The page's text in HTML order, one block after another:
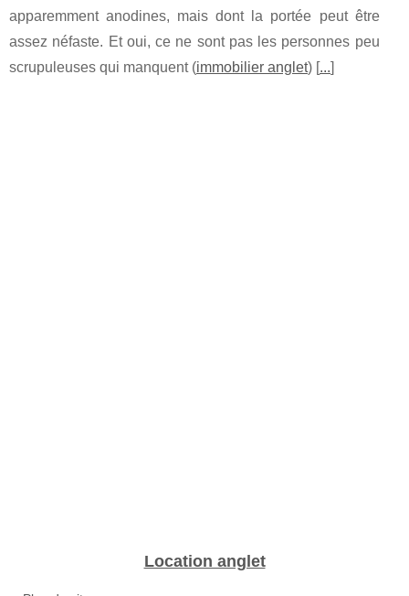
apparemment anodines, mais dont la portée peut être
assez néfaste. Et oui, ce ne sont pas les personnes peu
scrupuleuses qui manquent (immobilier anglet) [...]
Location anglet